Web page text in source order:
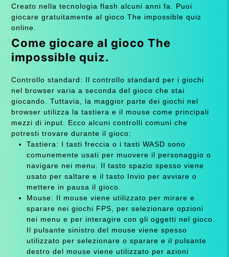
Creato nella tecnologia flash alcuni anni fa. Puoi
giocare gratuitamente al gioco The impossible quiz
online.
Come giocare al gioco The
impossible quiz.
Controllo standard: Il controllo standard per i giochi
nel browser varia a seconda del gioco che stai
giocando. Tuttavia, la maggior parte dei giochi nel
browser utilizza la tastiera e il mouse come principali
mezzi di input. Ecco alcuni controlli comuni che
potresti trovare durante il gioco:
Tastiera: I tasti freccia o i tasti WASD sono
comunemente usati per muovere il personaggio o
navigare nei menu. Il tasto spazio spesso viene
usato per saltare e il tasto Invio per avviare o
mettere in pausa il gioco.
Mouse: Il mouse viene utilizzato per mirare e
sparare nei giochi FPS, per selezionare opzioni
nei menu e per interagire con gli oggetti nel gioco.
Il pulsante sinistro del mouse viene spesso
utilizzato per selezionare o sparare e il pulsante
destro del mouse viene utilizzato per azioni